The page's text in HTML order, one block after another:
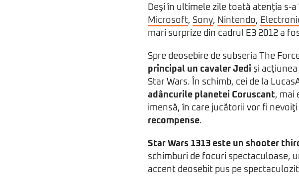
Deşi în ultimele zile toată atenţia s-
Microsoft, Sony, Nintendo,
mari surprize din cadrul E3 2012 a
Spre deosebire de subseria The
principal un cavaler Jedi şi
Star Wars. În schimb, cei de la
adâncurile planetei Coruscant, mai
imensă, în care jucătorii vor fi
recompense.
Star Wars 1313 este un shooter
schimburi de focuri spectaculoase,
accent deosebit pus pe